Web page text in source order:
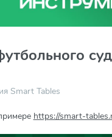
Smart Tables
https://smart-